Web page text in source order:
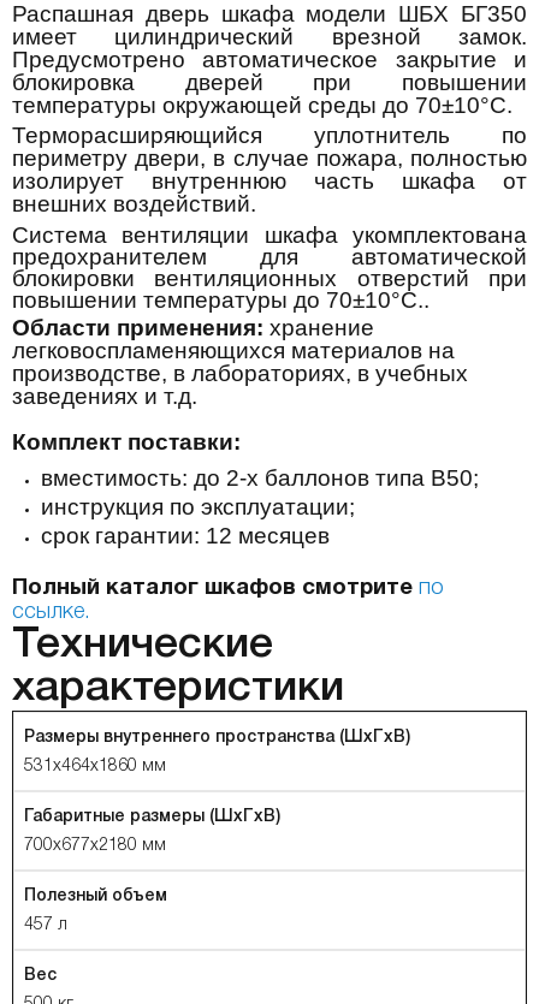
Распашная дверь шкафа модели ШБХ БГ350
имеет цилиндрический врезной замок.
Предусмотрено автоматическое закрытие и
блокировка дверей при повышении
температуры окружающей среды до 70±10°С.
Терморасширяющийся уплотнитель по
периметру двери, в случае пожара, полностью
изолирует внутреннюю часть шкафа от
внешних воздействий.
Система вентиляции шкафа укомплектована
предохранителем для автоматической
блокировки вентиляционных отверстий при
повышении температуры до 70±10°С..
Области применения: хранение
легковоспламеняющихся материалов на
производстве, в лабораториях, в учебных
заведениях и т.д.
Комплект поставки:
вместимость: до 2-х баллонов типа В50;
инструкция по эксплуатации;
срок гарантии: 12 месяцев
Полный каталог шкафов смотрите по
ссылке.
Технические
характеристики
Размеры внутреннего пространства (ШхГхВ)
531х464х1860 мм
Габаритные размеры (ШхГхВ)
700х677х2180 мм
Полезный объем
457 л
Вес